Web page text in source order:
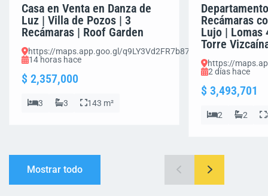
Casa en Venta en Danza de
Luz | Villa de Pozos | 3
Recámaras | Roof Garden
https://maps.app.goo.gl/q9LY3Vd2FR7b87Em8
14 horas hace
$ 2,357,000
3 3 143 m²
Recámaras
Lujo | Lomas
Torre
https://
2 días hace
$ 3,493,701
2 2
Mostrar todo